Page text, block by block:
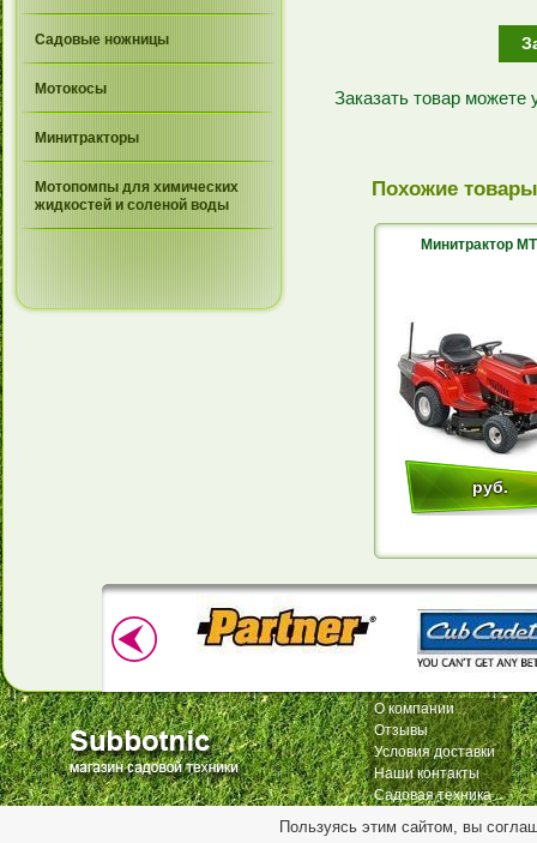
Садовые ножницы
Мотокосы
Минитракторы
Мотопомпы для химических
жидкостей и соленой воды
Заказать товар
Похожие товары
Минитрактор
руб.
О компании
Отзывы
Условия доставки
Наши контакты
Садовая техника
Пользуясь этим сайтом, вы